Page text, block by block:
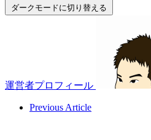
ダークモードに切り替える
運営者プロフィール
Previous Article